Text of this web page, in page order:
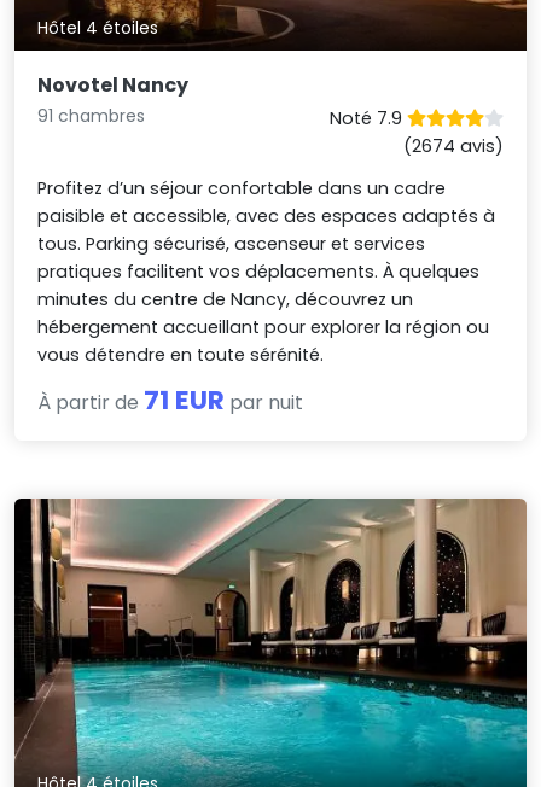
Hôtel 4 étoiles
Novotel Nancy
91 chambres
Noté 7.9
(2674 avis)
Profitez d’un séjour confortable dans un cadre
paisible et accessible, avec des espaces adaptés à
tous. Parking sécurisé, ascenseur et services
pratiques facilitent vos déplacements. À quelques
minutes du centre de Nancy, découvrez un
hébergement accueillant pour explorer la région ou
vous détendre en toute sérénité.
À partir de 71 EUR par nuit